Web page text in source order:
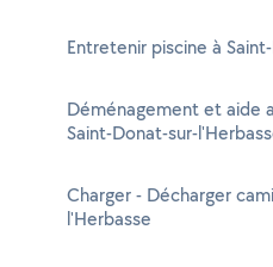
Entretenir piscine à
Déménagement et aide
Saint-Donat-sur-
Charger - Décharger
l'Herbasse